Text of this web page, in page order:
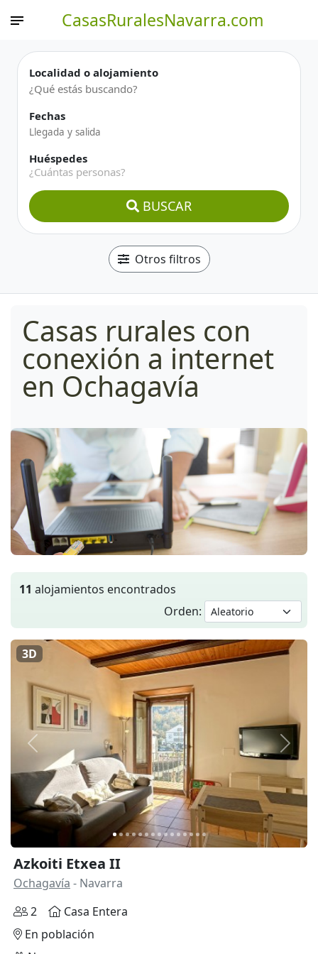
CasasRuralesNavarra.com
Localidad o alojamiento
Fechas
Huéspedes
¿Cuántas personas?
BUSCAR
Otros filtros
Casas rurales con
conexión a internet
en Ochagavía
11 alojamientos encontrados
Orden:
Anterior
3D
Azkoiti Etxea II
Ochagavía - Navarra
2
Casa Entera
En población